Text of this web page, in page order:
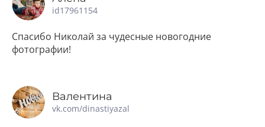
id17961154
Спасибо Николай за чудесные новогодние
фотографии!
Валентина
vk.com/dinastiyazal